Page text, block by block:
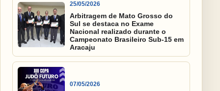
25/05/2026
Arbitragem de Mato Grosso do
Sul se destaca no Exame
Nacional realizado durante o
Campeonato Brasileiro Sub-15 em
Aracaju
07/05/2026